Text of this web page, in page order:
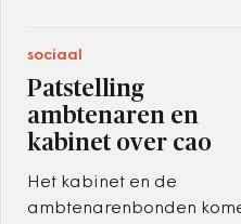
sociaal
Patstelling
ambtenaren en
kabinet over cao
Het kabinet en de
ambtenarenbonden